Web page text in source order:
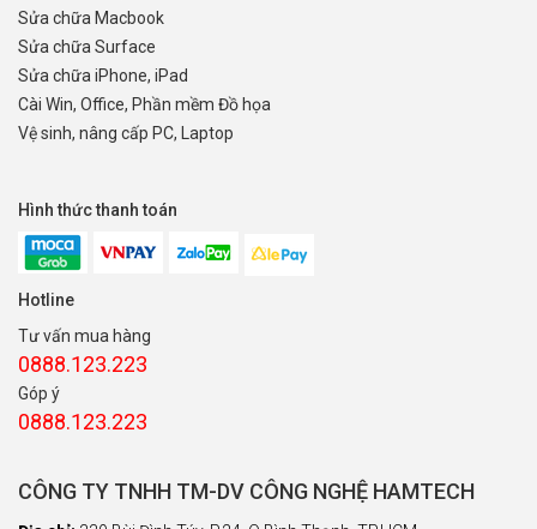
Sửa chữa Macbook
Sửa chữa Surface
Sửa chữa iPhone, iPad
Cài Win, Office, Phần mềm Đồ họa
Vệ sinh, nâng cấp PC, Laptop
Hình thức thanh toán
Hotline
Tư vấn mua hàng
0888.123.223
Góp ý
0888.123.223
CÔNG TY TNHH TM-DV CÔNG NGHỆ HAMTECH